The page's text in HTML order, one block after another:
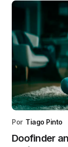
Por Tiago Pinto
Doofinder